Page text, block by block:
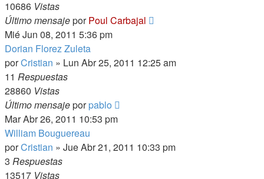
10686 Vistas
Último mensajeporPoul Carbajal
Mié Jun 08, 2011 5:36 pm
Dorian Florez Zuleta
porCristian » Lun Abr 25, 2011 12:25 am
11 Respuestas
28860 Vistas
Último mensajeporpablo
Mar Abr 26, 2011 10:53 pm
William Bouguereau
porCristian » Jue Abr 21, 2011 10:33 pm
3 Respuestas
13517 Vistas